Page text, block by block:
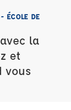
ÉCOLE DE
la
et
vous